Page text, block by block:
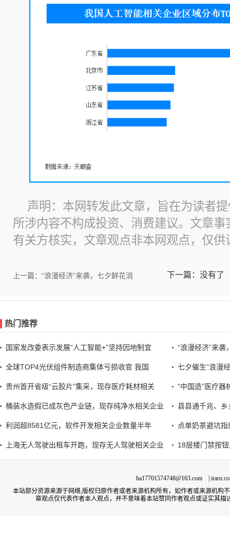
声明：本网转发此文章，旨在为读者
所涉内容不构成投资、消费建议。文章
有关方核实，文章观点非本网观点，仅供
上一篇：“浪漫经济”来袭，七夕鲜花消 下一篇：没有了
热门推荐
国家发改委表示发展“人工智能+”坚持因地制宜 “浪漫经济”来
全球TOP4光伏组件制造商集体亏损收官 我国 七夕催生“浪漫
贵州首开省级“云胶片”集采，现存医疗耗材相关 “中国造”医疗
桶装水造假已成灰色产业链，现存纯净水相关企业 县县通千兆、
利润超8581亿元，软件开发相关企业数量半年 点单奶茶避坑
上海无人驾驶出租车开跑，现存无人驾驶相关企业 18层楼门禁按
ha17701574748@163.com |
本站部分资源来源于网络,版权归原作者或者来源机构所有，如作者或来源机
章观点仅代表作者本人观点，并不意味着本站赞同作者观点或证实其